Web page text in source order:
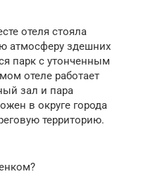
отеля стояла
атмосферу здешних
парк с утонченным
отеле работает
зал и пара
в округе города
территорию.